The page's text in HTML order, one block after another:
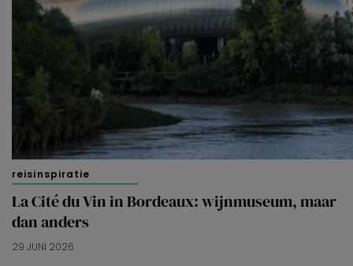
reisinspiratie
La Cité du Vin in Bordeaux: wijnmuseum, maar
dan anders
29 JUNI 2026